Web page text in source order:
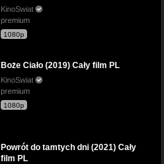
KinoSwiat
premium
1080p
Boże Ciało (2019) Cały film PL
KinoSwiat
premium
1080p
Powrót do tamtych dni (2021) Cały
film PL